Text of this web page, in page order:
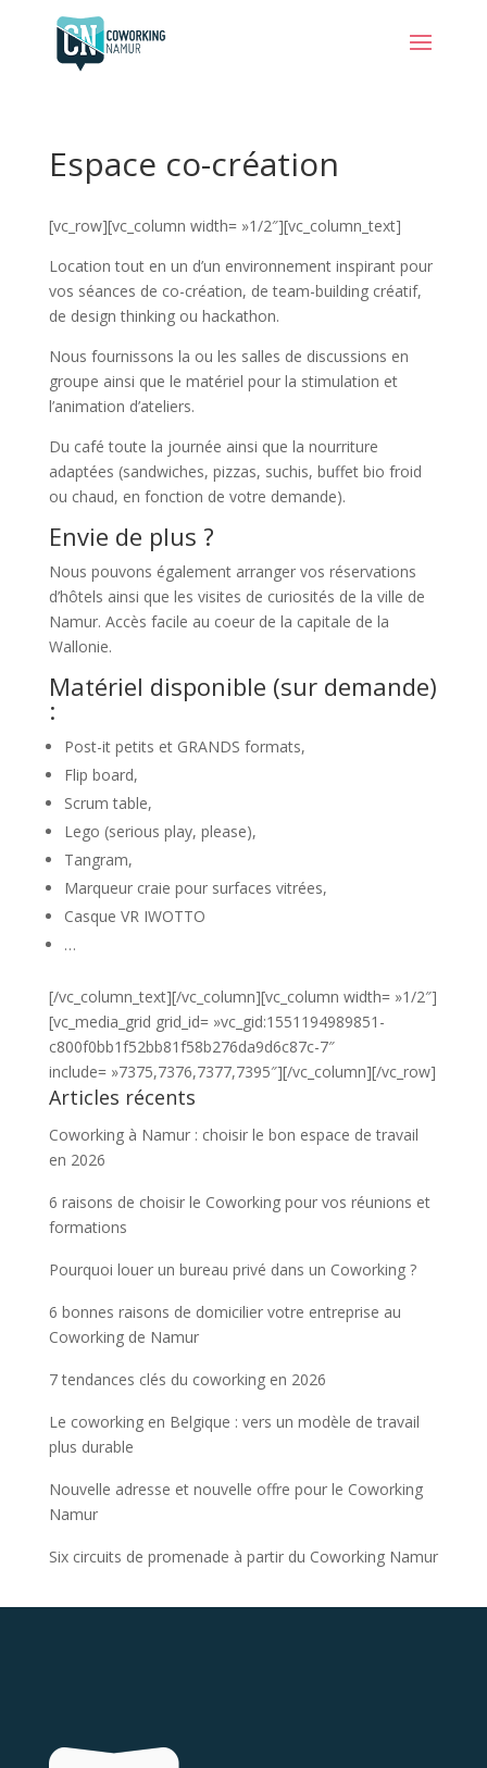
Espace co-création
[vc_row][vc_column width= »1/2″][vc_column_text]
Location tout en un d’un environnement inspirant pour
vos séances de co-création, de team-building créatif,
de design thinking ou hackathon.
Nous fournissons la ou les salles de discussions en
groupe ainsi que le matériel pour la stimulation et
l’animation d’ateliers.
Du café toute la journée ainsi que la nourriture
adaptées (sandwiches, pizzas, suchis, buffet bio froid
ou chaud, en fonction de votre demande).
Envie de plus ?
Nous pouvons également arranger vos réservations
d’hôtels ainsi que les visites de curiosités de la ville de
Namur. Accès facile au coeur de la capitale de la
Wallonie.
Matériel disponible (sur demande)
:
Post-it petits et GRANDS formats,
Flip board,
Scrum table,
Lego (serious play, please),
Tangram,
Marqueur craie pour surfaces vitrées,
Casque VR IWOTTO
…
[/vc_column_text][/vc_column][vc_column width= »1/2″]
[vc_media_grid grid_id= »vc_gid:1551194989851-
c800f0bb1f52bb81f58b276da9d6c87c-7″
include= »7375,7376,7377,7395″][/vc_column][/vc_row]
Articles récents
Coworking à Namur : choisir le bon espace de travail
en 2026
6 raisons de choisir le Coworking pour vos réunions et
formations
Pourquoi louer un bureau privé dans un Coworking ?
6 bonnes raisons de domicilier votre entreprise au
Coworking de Namur
7 tendances clés du coworking en 2026
Le coworking en Belgique : vers un modèle de travail
plus durable
Nouvelle adresse et nouvelle offre pour le Coworking
Namur
Six circuits de promenade à partir du Coworking Namur